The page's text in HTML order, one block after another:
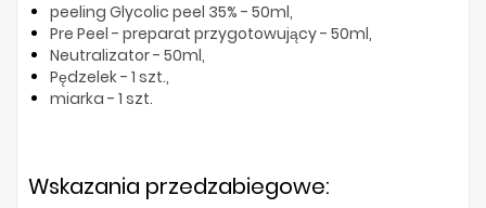
peeling Glycolic peel 35% - 50ml,
Pre Peel - preparat przygotowujący - 50ml,
Neutralizator - 50ml,
Pędzelek - 1 szt.,
miarka - 1 szt.
Wskazania przedzabiegowe: